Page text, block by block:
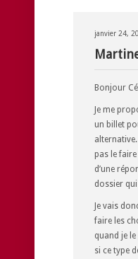
janvier 24,
Bonjour
Je me
un billet
pas le
d’une
dossier
Je vais
faire les
quand je
si ce type